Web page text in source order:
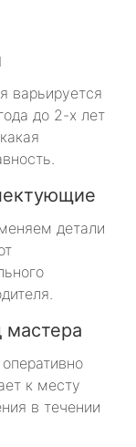
варьируется
до 2-х лет
детали
мастера
к месту
в течении